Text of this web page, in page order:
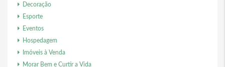
Decoração
Esporte
Eventos
Hospedagem
Imóveis à Venda
Morar Bem e Curtir a Vida